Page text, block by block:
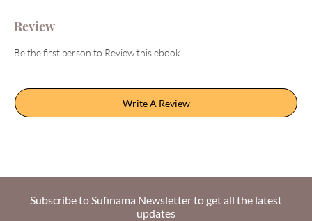
Review
Be the first person to Review this ebook
Write A Review
Subscribe to Sufinama Newsletter to get all the latest
updates